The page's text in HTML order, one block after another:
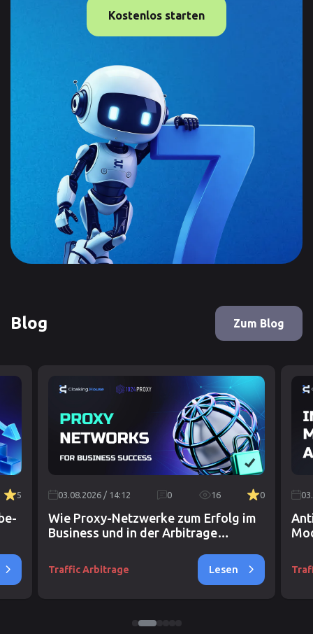
Kostenlos starten
Blog Zum Blog
5 03.08.2026 / 14:12 0 16 0
Wie Proxy-Netzwerke zum Erfolg im
Business und in der Arbitrage
Traffic Arbitrage Lesen